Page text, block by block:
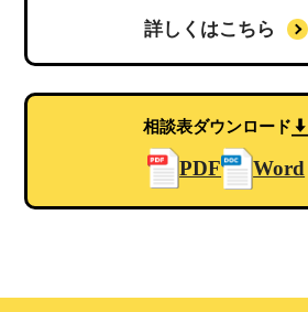
詳しくはこちら
相談表ダウンロード
PDF Word